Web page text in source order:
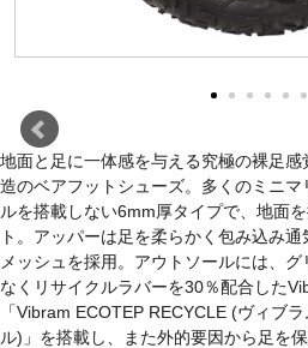
地面と足に一体感を与える究極の裸足
造のベアフットシューズ。多くのミニ
ルを搭載しない6mm厚タイプで、地面
ト。アッパーは足を柔らかく包み込み
メッシュを採用。アウトソールには、
なくリサイクルラバーを30％配合した
「Vibram ECOTEP RECYCLE (ヴィブ
ル)」を搭載し、また外的要因から足を